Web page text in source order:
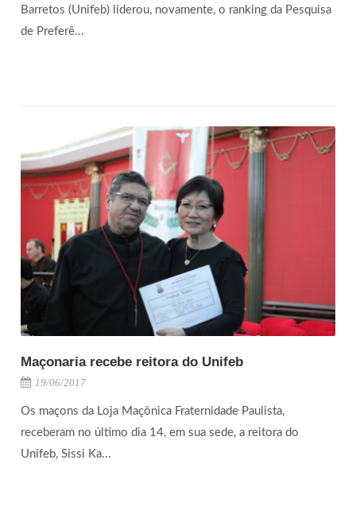
Barretos (Unifeb) liderou, novamente, o ranking da Pesquisa
de Preferê...
Maçonaria recebe reitora do Unifeb
19/06/2017
Os maçons da Loja Maçônica Fraternidade Paulista,
receberam no último dia 14, em sua sede, a reitora do
Unifeb, Sissi Ka...